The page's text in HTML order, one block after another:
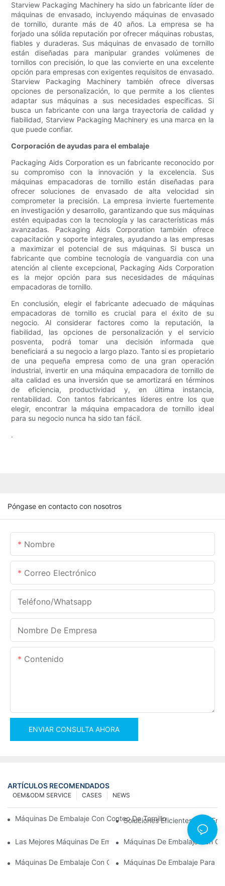
Starview Packaging Machinery ha sido un fabricante líder de
máquinas de envasado, incluyendo máquinas de envasado
de tornillo, durante más de 40 años. La empresa se ha
forjado una sólida reputación por ofrecer máquinas robustas,
fiables y duraderas. Sus máquinas de envasado de tornillo
están diseñadas para manipular grandes volúmenes de
tornillos con precisión, lo que las convierte en una excelente
opción para empresas con exigentes requisitos de envasado.
Starview Packaging Machinery también ofrece diversas
opciones de personalización, lo que permite a los clientes
adaptar sus máquinas a sus necesidades específicas. Si
busca un fabricante con una larga trayectoria de calidad y
fiabilidad, Starview Packaging Machinery es una marca en la
que puede confiar.
Corporación de ayudas para el embalaje
Packaging Aids Corporation es un fabricante reconocido por
su compromiso con la innovación y la excelencia. Sus
máquinas empacadoras de tornillo están diseñadas para
ofrecer soluciones de envasado de alta velocidad sin
comprometer la precisión. La empresa invierte fuertemente
en investigación y desarrollo, garantizando que sus máquinas
estén equipadas con la tecnología y las características más
avanzadas. Packaging Aids Corporation también ofrece
capacitación y soporte integrales, ayudando a las empresas
a maximizar el potencial de sus máquinas. Si busca un
fabricante que combine tecnología de vanguardia con una
atención al cliente excepcional, Packaging Aids Corporation
es la mejor opción para sus necesidades de máquinas
empacadoras de tornillo.
En conclusión, elegir el fabricante adecuado de máquinas
empacadoras de tornillo es crucial para el éxito de su
negocio. Al considerar factores como la reputación, la
fiabilidad, las opciones de personalización y el servicio
posventa, podrá tomar una decisión informada que
beneficiará a su negocio a largo plazo. Tanto si es propietario
de una pequeña empresa como de una gran operación
industrial, invertir en una máquina empacadora de tornillo de
alta calidad es una inversión que se amortizará en términos
de eficiencia, productividad y, en última instancia,
rentabilidad. Con tantos fabricantes líderes entre los que
elegir, encontrar la máquina empacadora de tornillo ideal
para su negocio nunca ha sido tan fácil.
.
Póngase en contacto con nosotros
Nombre
Correo Electrónico
Teléfono/whatsapp
Nombre De Empresa
Contenido
ENVIAR CONSULTA AHORA
ARTÍCULOS RECOMENDADOS
NEWS
CASES
OEM&ODM SERVICE
Máquinas De Embalaje Con Conteo De Tornillos Para Obtener
Soluciones Eficientes Para
Las Mejores Máquinas De Embalaje De Hardware Para Un
Máquinas De Embalaje Con
Máquinas De Embalaje Con Conteo De Tornillos: La
Máquinas De Embalaje Para